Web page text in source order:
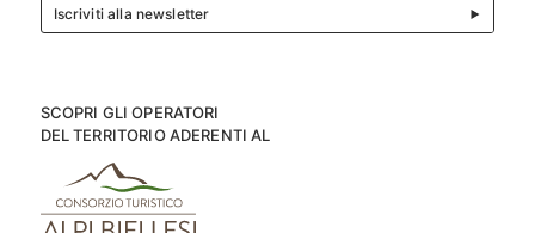
Iscriviti alla newsletter
SCOPRI GLI OPERATORI
DEL TERRITORIO ADERENTI AL